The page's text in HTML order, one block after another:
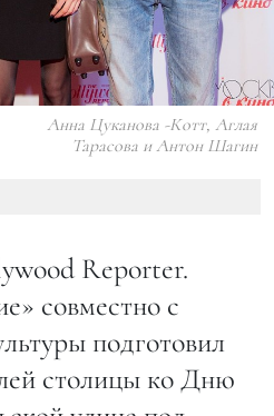
Анна Цуканова -Котт, Аглая
Тарасова и Антон Шагин
Reporter.
совместно с
подготовил
столицы ко Дню